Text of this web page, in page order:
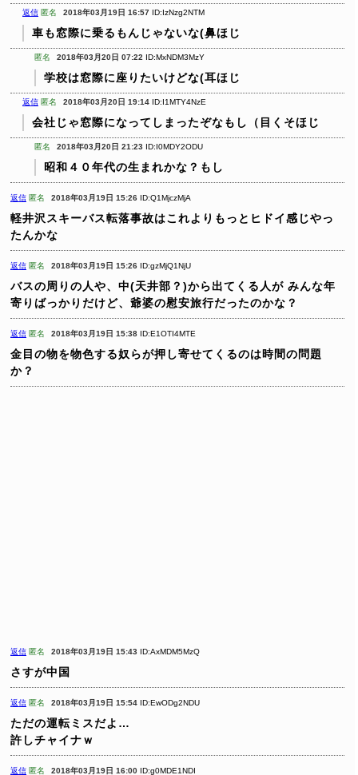
返信 匿名 2018年03月19日 16:57 ID:IzNzg2NTM
車も窓際に乗るもんじゃないな(鼻ほじ
匿名 2018年03月20日 07:22 ID:MxNDM3MzY
学校は窓際に座りたいけどな(耳ほじ
返信 匿名 2018年03月20日 19:14 ID:I1MTY4NzE
会社じゃ窓際になってしまったぞなもし（目くそほじ
匿名 2018年03月20日 21:23 ID:I0MDY2ODU
昭和４０年代の生まれかな？もし
返信 匿名 2018年03月19日 15:26 ID:Q1MjczMjA
軽井沢スキーバス転落事故はこれよりもっとヒドイ感じやっ
たんかな
返信 匿名 2018年03月19日 15:26 ID:gzMjQ1NjU
バスの周りの人や、中(天井部？)から出てくる人が みんな年
寄りばっかりだけど、爺婆の慰安旅行だったのかな？
返信 匿名 2018年03月19日 15:38 ID:E1OTI4MTE
金目の物を物色する奴らが押し寄せてくるのは時間の問題
か？
返信 匿名 2018年03月19日 15:43 ID:AxMDM5MzQ
さすが中国
返信 匿名 2018年03月19日 15:54 ID:EwODg2NDU
ただの運転ミスだよ…
許しチャイナｗ
返信 匿名 2018年03月19日 16:00 ID:g0MDE1NDI